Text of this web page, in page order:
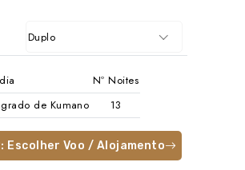
Duplo
Nº Noites
de Kumano
Escolher Voo / Alojamento